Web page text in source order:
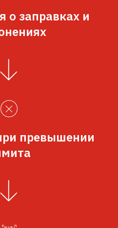
о заправках и
превышении